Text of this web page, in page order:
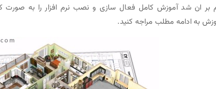
ان شد آموزش کامل فعال سازی و نصب نرم افزار را به صورت
به ادامه مطلب مراجه کنید.